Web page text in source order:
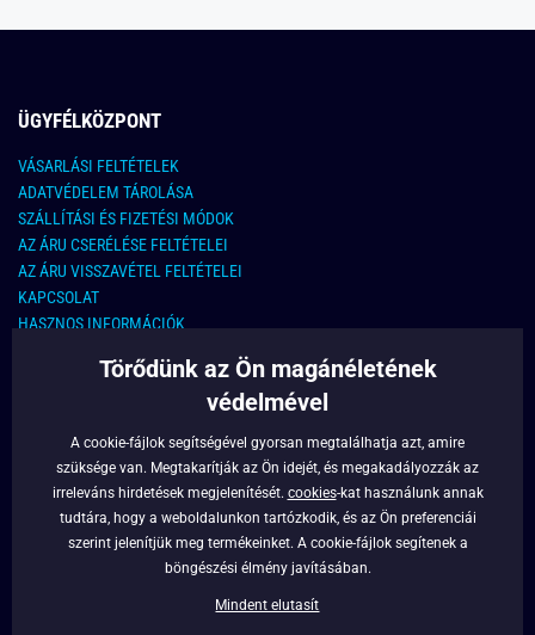
ÜGYFÉLKÖZPONT
VÁSARLÁSI FELTÉTELEK
ADATVÉDELEM TÁROLÁSA
SZÁLLÍTÁSI ÉS FIZETÉSI MÓDOK
AZ ÁRU CSERÉLÉSE FELTÉTELEI
AZ ÁRU VISSZAVÉTEL FELTÉTELEI
KAPCSOLAT
HASZNOS INFORMÁCIÓK
KAPCSOLAT
info@legyferfi.hu
FONTOS INFORMÁCIÓK
RÓLUNK
Törődünk az Ön magánéletének
védelmével
A cookie-fájlok segítségével gyorsan megtalálhatja azt, amire
szüksége van. Megtakarítják az Ön idejét, és megakadályozzák az
irreleváns hirdetések megjelenítését. cookies-kat használunk annak
tudtára, hogy a weboldalunkon tartózkodik, és az Ön preferenciái
szerint jelenítjük meg termékeinket. A cookie-fájlok segítenek a
böngészési élmény javításában.
Mindent elutasít